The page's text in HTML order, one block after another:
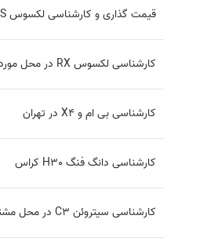
قیمت گذاری و کارشناسی لکسوس IS
کارشناسی لکسوس RX در محل مورد نظر مشتری
کارشناسی بی ام و X4 در تهران
کارشناسی دانگ فنگ H30 کراس
کارشناسی سیتروئن C3 در محل مشتری